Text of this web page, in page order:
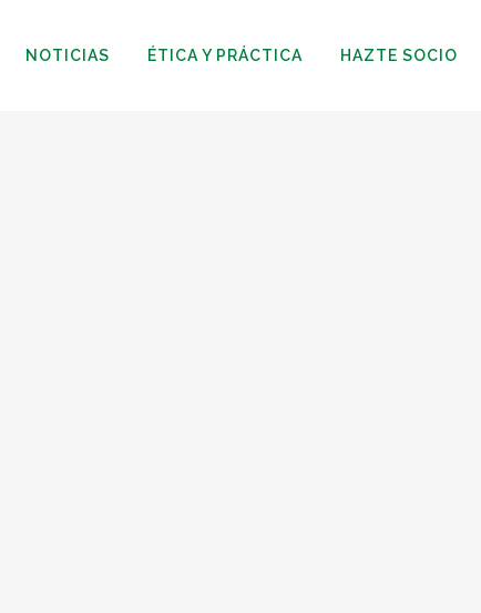
NOTICIAS ÉTICA Y PRÁCTICA HAZTE SOCIO